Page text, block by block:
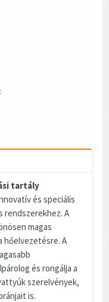
tartály
és speciális
rendszerekhez. A
magas
hőelvezetésre. A
és rongálja a
szerelvények,
is.